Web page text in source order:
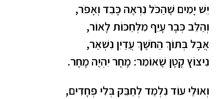
יֵשׁ יָמִים שֶׁהַכֹּל נִרְאֶה כָּבֵד וְאָפֹר,
וְהַלֵּב כְּבָר עָיֵף מִלְּחַכּוֹת לָאוֹר,
אֲבָל בְּתוֹךְ הַחֹשֶׁךְ עֲדַיִן נִשְׁאַר,
נִיצוֹץ קָטָן שֶׁאוֹמֵר: מָחָר יִהְיֶה מָחָר.
וְאוּלַי עוֹד נִלְמַד לְחַבֵּק בְּלִי פְּחָדִים,